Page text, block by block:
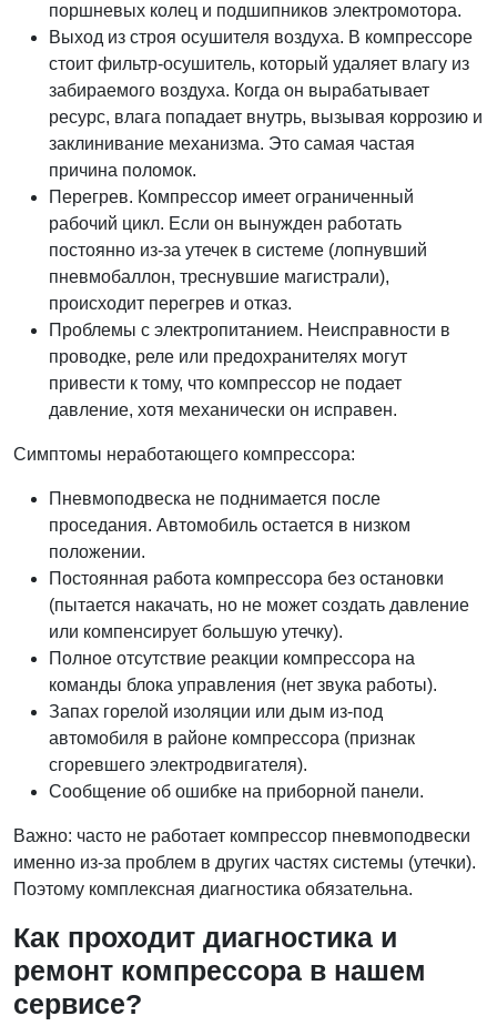
поршневых колец и подшипников электромотора.
Выход из строя осушителя воздуха. В компрессоре
стоит фильтр-осушитель, который удаляет влагу из
забираемого воздуха. Когда он вырабатывает
ресурс, влага попадает внутрь, вызывая коррозию и
заклинивание механизма. Это самая частая
причина поломок.
Перегрев. Компрессор имеет ограниченный
рабочий цикл. Если он вынужден работать
постоянно из-за утечек в системе (лопнувший
пневмобаллон, треснувшие магистрали),
происходит перегрев и отказ.
Проблемы с электропитанием. Неисправности в
проводке, реле или предохранителях могут
привести к тому, что компрессор не подает
давление, хотя механически он исправен.
Симптомы неработающего компрессора:
Пневмоподвеска не поднимается после
проседания. Автомобиль остается в низком
положении.
Постоянная работа компрессора без остановки
(пытается накачать, но не может создать давление
или компенсирует большую утечку).
Полное отсутствие реакции компрессора на
команды блока управления (нет звука работы).
Запах горелой изоляции или дым из-под
автомобиля в районе компрессора (признак
сгоревшего электродвигателя).
Сообщение об ошибке на приборной панели.
Важно: часто не работает компрессор пневмоподвески
именно из-за проблем в других частях системы (утечки).
Поэтому комплексная диагностика обязательна.
Как проходит диагностика и
ремонт компрессора в нашем
сервисе?